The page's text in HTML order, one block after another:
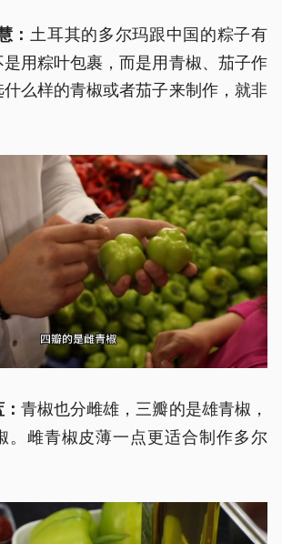
：土耳其的多尔玛跟中国的粽子有
用粽叶包裹，而是用青椒、茄子作
么样的青椒或者茄子来制作，就非
青椒也分雌雄，三瓣的是雄青椒，
。雌青椒皮薄一点更适合制作多尔